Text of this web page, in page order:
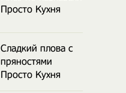
Просто Кухня
Сладкий плова с
пряностями
Просто Кухня